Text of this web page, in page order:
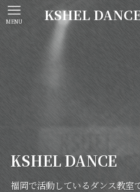
KSHEL DANCE
MENU
KSHEL DANCE
福岡で活動しているダンス教室で